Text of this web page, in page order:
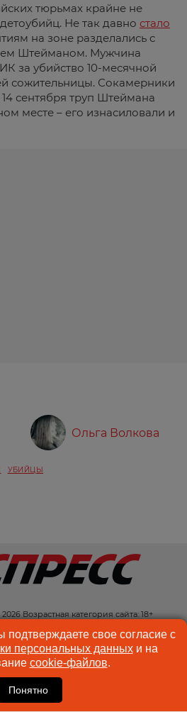
тюрьмах крайне не
Не так давно стало
на зоне разделались с
Штейманом. Мужчина
за убийство 10-месячной
сожительницы. Сокамерники
сентября труп Штеймана
месте – его изнасиловали и
Ольга Волкова
УБИЙЦЫ
Возрастная категория сайта: 18+
РЕКЛАМА
подтверждаете свое согласие с
персональных данныхи на
cookie-файлов.
Понятно